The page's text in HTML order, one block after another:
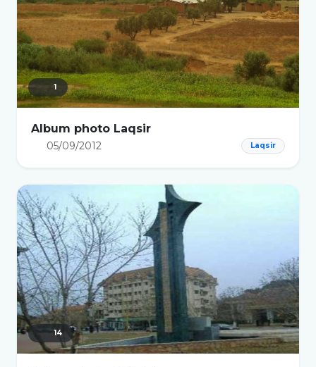
1
Album photo Laqsir
05/09/2012 Laqsir
14